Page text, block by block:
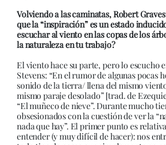
Volviendo a las caminatas, Robert
que la “inspiración” es un estado
escuchar al viento en las copas de los
la naturaleza en tu trabajo?
El viento hace su parte, pero lo escucho
Stevens: “En el rumor de algunas pocas
sonido de la tierra/ llena del mismo
mismo paraje desolado” [trad. de
“El muñeco de nieve”. Durante mucho
obsesionados con la cuestión de ver la
nada que hay”. El primer punto es
entender (y muy difícil de hacer): nos